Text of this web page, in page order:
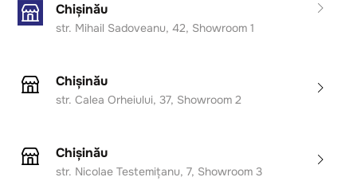
Chișinău
str. Mihail Sadoveanu, 42, Showroom 1
Chișinău
str. Calea Orheiului, 37, Showroom 2
Chișinău
str. Nicolae Testemițanu, 7, Showroom 3